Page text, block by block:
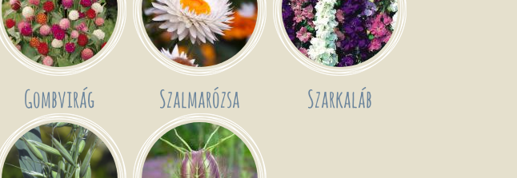
Gombvirág Szalmarózsa Szarkaláb